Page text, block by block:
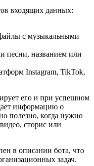
входящих данных:
с музыкальными
песни, названием или
Instagram, TikTok,
его и при успешном
информацию о
полезно, когда нужно
сторис или
в описании бота, что
задач.